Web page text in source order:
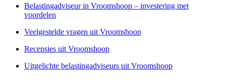
Belastingadviseur in Vroomshoop – investering met
voordelen
Veelgestelde vragen uit Vroomshoop
Recensies uit Vroomshoop
Uitgelichte belastingadviseurs uit Vroomshoop